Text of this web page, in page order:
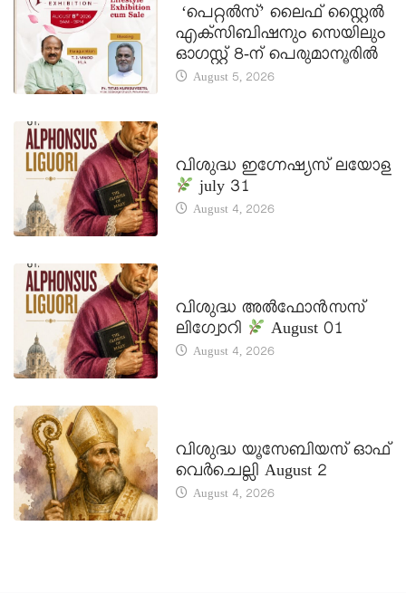
‘പെറ്റൽസ്’ ലൈഫ് സ്റ്റൈൽ
എക്സിബിഷനും സെയിലും
ഓഗസ്റ്റ് 8-ന് പെരുമാനൂരിൽ
August 5, 2026
വിശുദ്ധ ഇഗ്നേഷ്യസ് ലയോള
july 31
August 4, 2026
വിശുദ്ധ അൽഫോൻസസ്
ലിഗ്വോറി
August 01
August 4, 2026
വിശുദ്ധ യൂസേബിയസ് ഓഫ്
വെർചെല്ലി August 2
August 4, 2026